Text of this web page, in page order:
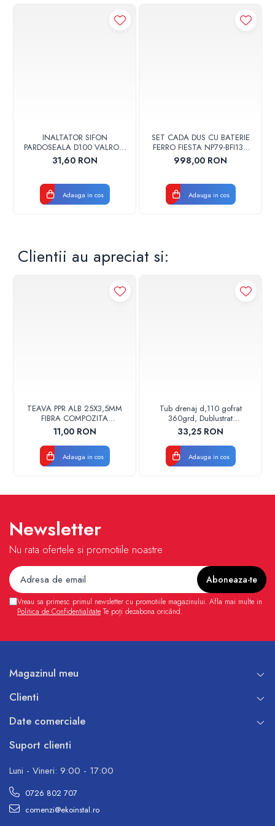
INALTATOR SIFON
PARDOSEALA D100 VALROM
17001900004
31,60 RON
Adauga in cos
SET CADA DUS CU BATERIE
FERRO FIESTA NP79-BFI13U
CROM
998,00 RON
Adauga in cos
Clientii au apreciat si:
TEAVA PPR ALB 25X3,5MM
FIBRA COMPOZITA
10033025004
VALDUOTHERM VALROM
11,00 RON
Adauga in cos
Tub drenaj d,110 gofrat
360grd, Dublustrat
verde/negru 110152 Drainkit
33,25 RON
Adauga in cos
Newsletter
Nu rata ofertele si promotiile noastre
Vreau sa primesc primul newsletter cu promotiile magazinului. Afla mai multe in
Politica de Confidentialitate Te poți dezabona oricând.
Magazinul meu
Clienti
Date comerciale
Suport clienti
Luni - Vineri: 9:00 - 17:00
0726 802 707
comenzi@ekoinstal.ro